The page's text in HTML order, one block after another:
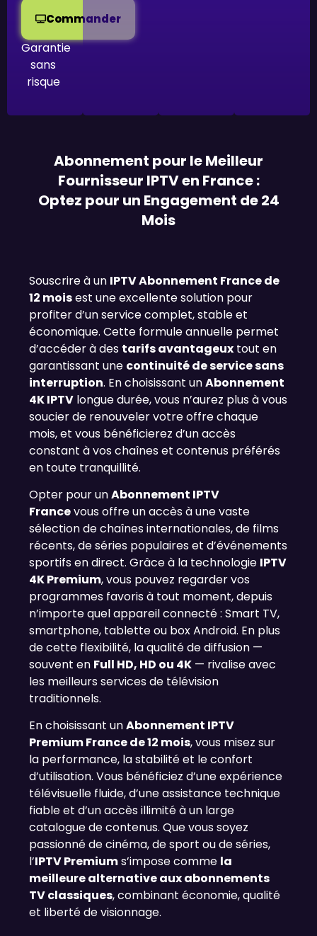
Commander
Garantie
sans
risque
Abonnement pour le Meilleur
Fournisseur IPTV en France :
Optez pour un Engagement de 24
Mois
Souscrire à un IPTV Abonnement France de
12 moisest une excellente solution pour
profiter d’un service complet, stable et
économique. Cette formule annuelle permet
d’accéder à des tarifs avantageux tout en
garantissant une continuité de service sans
interruption. En choisissant unAbonnement
4K IPTV longue durée, vous n’aurez plus à vous
soucier de renouveler votre offre chaque
mois, et vous bénéficierez d’un accès
constant à vos chaînes et contenus préférés
en toute tranquillité.
Opter pour unAbonnement IPTV
Francevous offre un accès à une vaste
sélection de chaînes internationales, de films
récents, de séries populaires et d’événements
sportifs en direct. Grâce à la technologie IPTV
4K Premium, vous pouvez regarder vos
programmes favoris à tout moment, depuis
n’importe quel appareil connecté : Smart TV,
smartphone, tablette ou box Android. En plus
de cette flexibilité, la qualité de diffusion —
souvent en Full HD, HD ou 4K — rivalise avec
les meilleurs services de télévision
traditionnels.
En choisissant unAbonnement IPTV
Premium France de 12 mois, vous misez sur
la performance, la stabilité et le confort
d’utilisation. Vous bénéficiez d’une expérience
télévisuelle fluide, d’une assistance technique
fiable et d’un accès illimité à un large
catalogue de contenus. Que vous soyez
passionné de cinéma, de sport ou de séries,
l’IPTV Premiums’impose comme la
meilleure alternative aux abonnements
TV classiques, combinant économie, qualité
et liberté de visionnage.